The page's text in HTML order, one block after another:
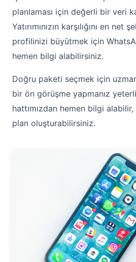
planlaması için değerli bir veri
Yatırımınızın karşılığını en
profilinizi büyütmek için
hemen bilgi alabilirsiniz.
Doğru paketi seçmek için
bir ön görüşme yapmanız
hattımızdan hemen bilgi
plan oluşturabilirsiniz.